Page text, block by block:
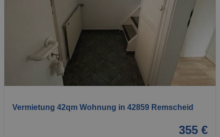
Vermietung 42qm Wohnung in 42859 Remscheid
355 €